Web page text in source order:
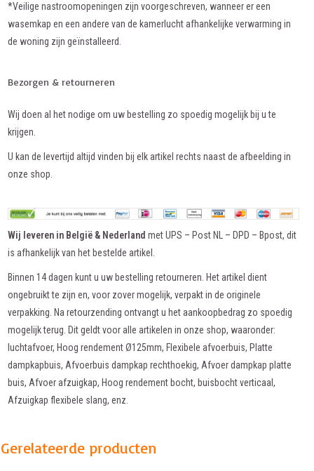
*Veilige nastroomopeningen zijn voorgeschreven, wanneer er een
wasemkap en een andere van de kamerlucht afhankelijke verwarming in
de woning zijn geïnstalleerd.
Bezorgen & retourneren
Wij doen al het nodige om uw bestelling zo spoedig mogelijk bij u te
krijgen.
U kan de levertijd altijd vinden bij elk artikel rechts naast de afbeelding in
onze shop.
Wij leveren in België & Nederland met UPS – Post NL – DPD – Bpost, dit
is afhankelijk van het bestelde artikel.
Binnen 14 dagen kunt u uw bestelling retourneren. Het artikel dient
ongebruikt te zijn en, voor zover mogelijk, verpakt in de originele
verpakking. Na retourzending ontvangt u het aankoopbedrag zo spoedig
mogelijk terug. Dit geldt voor alle artikelen in onze shop, waaronder:
luchtafvoer, Hoog rendement Ø125mm, Flexibele afvoerbuis, Platte
dampkapbuis, Afvoerbuis dampkap rechthoekig, Afvoer dampkap platte
buis, Afvoer afzuigkap, Hoog rendement bocht, buisbocht verticaal,
Afzuigkap flexibele slang, enz.
Gerelateerde producten